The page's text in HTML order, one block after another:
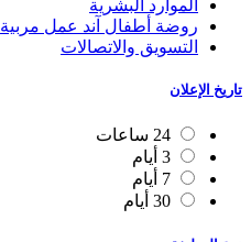
الموارد البشرية
روضة أطفال آند عمل مربية
التسويق والاتصالات
تاريخ الإعلان
24 ساعات
3 أيام
7 أيام
30 أيام